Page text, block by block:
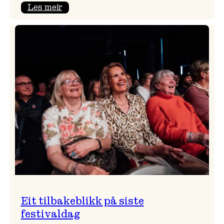
Les meir:
Eit tilbakeblikk på siste
festivaldag